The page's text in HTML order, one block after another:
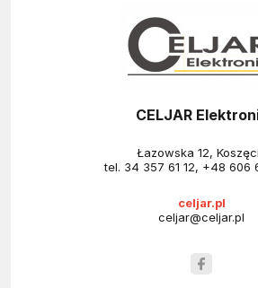
CELJAR
Łazowska 12,
tel. 34 357 61 12, +48 606
celjar.pl
celjar@celjar.pl